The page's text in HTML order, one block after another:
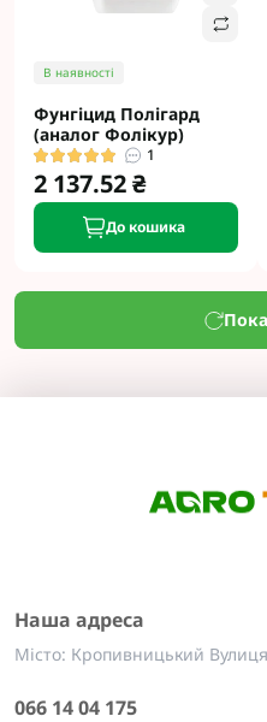
В наявності
Фунгіцид Полігард
(аналог Фолікур)
1
2 137.52 ₴
До кошика
Наша адреса
Місто: Кропивницький
066 14 04 175